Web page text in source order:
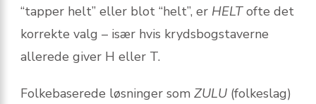
“tap­per helt” eller blot “helt”, er HELTofte det
korrekte valg – især hvis krydsbogstaverne
allerede giver H eller T.
Folkebaserede løsninger som ZULU (folkeslag)